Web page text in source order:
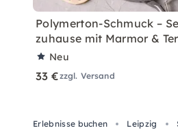
Polymerton-Schmuck –
zuhause mit Marmor &
Neu
33 €zzgl. Versand
Erlebnisse buchen Leipzig